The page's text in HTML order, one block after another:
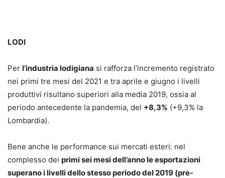
LODI
Per l’industria lodigiana si rafforza l’incremento registrato
nei primi tre mesi del 2021 e tra aprile e giugno i livelli
produttivi risultano superiori alla media 2019, ossia al
periodo antecedente la pandemia, del +8,3% (+9,3% la
Lombardia).
Bene anche le performance sui mercati esteri: nel
complesso dei primi sei mesi dell’anno le esportazioni
superano i livelli dello stesso periodo del 2019 (pre-